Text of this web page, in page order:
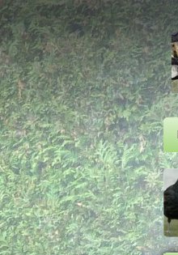
Ga
direct
naar
de
hoofdinhoud